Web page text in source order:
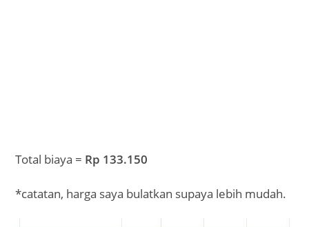
Total biaya = Rp 133.150
*catatan, harga saya bulatkan supaya lebih mudah.